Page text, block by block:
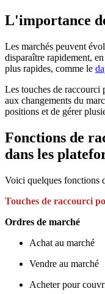
L'importance
Les marchés peuvent
disparaître rapidement,
plus rapides, comme le
Les touches de raccourci
aux changements du
positions et de gérer
Fonctions de
dans les
Voici quelques fonctions
Touches de raccourci
Ordres de marché
Achat au marché
Vendre au marché
Acheter pour